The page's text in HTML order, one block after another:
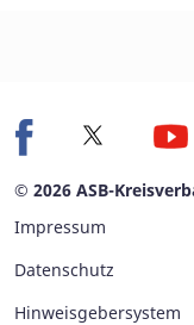
© 2026 ASB-
Impressum
Datenschutz
Hinweisgebersystem